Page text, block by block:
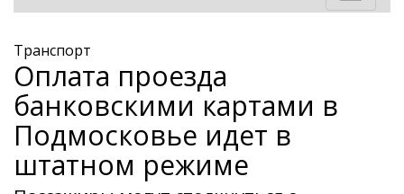
Транспорт
Оплата проезда
банковскими картами в
Подмосковье идет в
штатном режиме